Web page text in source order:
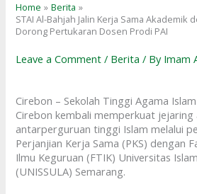
Home
Berita
STAI Al-Bahjah Jalin Kerja Sama Akademik
Dorong Pertukaran Dosen Prodi PAI
Leave a Comment / Berita / By Imam
Cirebon – Sekolah Tinggi Agama
Cirebon kembali memperkuat jejaring
antarperguruan tinggi Islam melalui
Perjanjian Kerja Sama (PKS) dengan
Ilmu Keguruan (FTIK) Universitas
(UNISSULA) Semarang.